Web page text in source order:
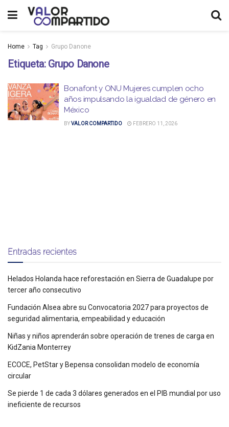
Home Tag Grupo Danone
Etiqueta: Grupo Danone
Bonafont y ONU Mujeres cumplen ocho
años impulsando la igualdad de género en
México
BYVALOR COMPARTIDO FEBRERO 11, 2026
Entradas recientes
Helados Holanda hace reforestación en Sierra de Guadalupe por
tercer año consecutivo
Fundación Alsea abre su Convocatoria 2027 para proyectos de
seguridad alimentaria, empeabilidad y educación
Niñas y niños aprenderán sobre operación de trenes de carga en
KidZania Monterrey
ECOCE, PetStar y Bepensa consolidan modelo de economía
circular
Se pierde 1 de cada 3 dólares generados en el PIB mundial por uso
ineficiente de recursos